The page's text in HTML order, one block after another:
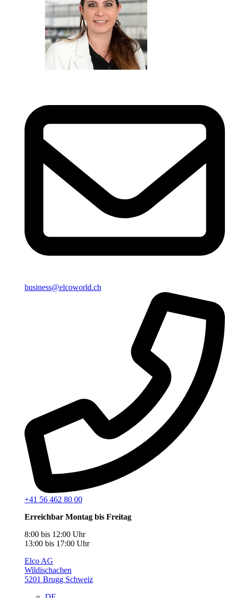
business@elcoworld.ch
+41 56 462 80 00
Erreichbar Montag bis Freitag
8:00 bis 12:00 Uhr
13:00 bis 17:00 Uhr
Elco AG
Wildischachen
5201 Brugg Schweiz